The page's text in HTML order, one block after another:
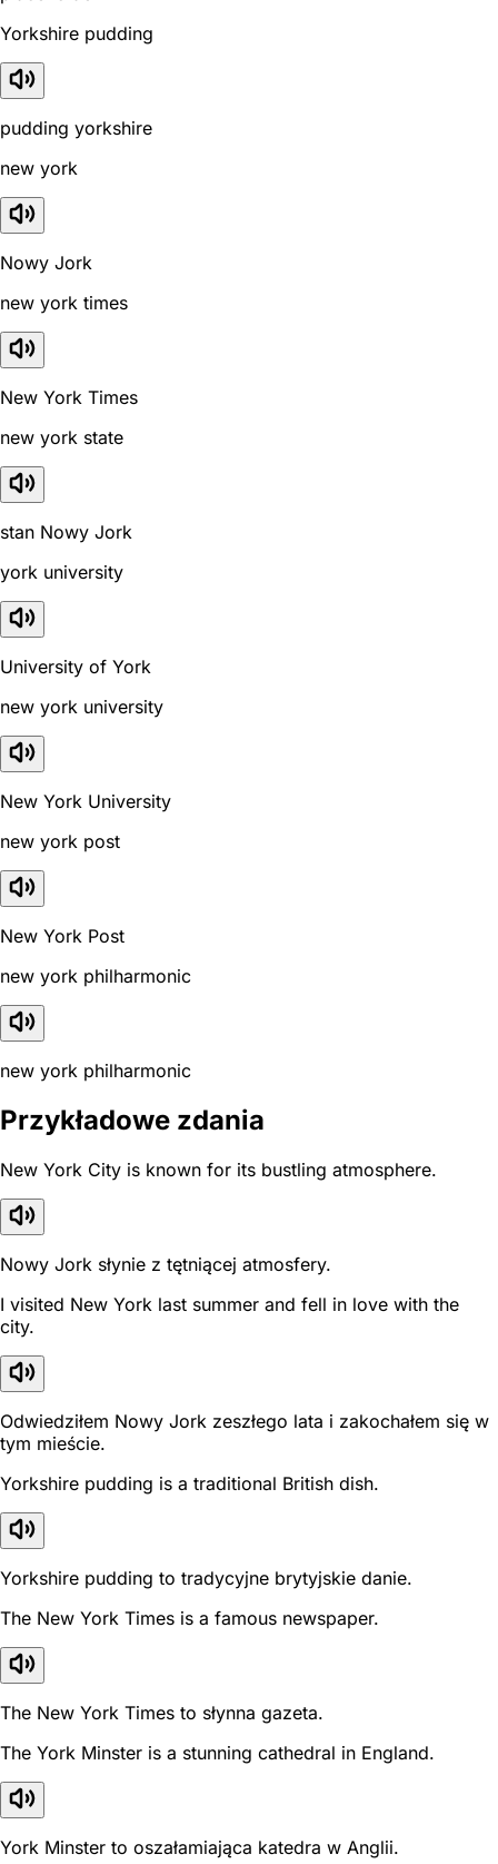
Yorkshire pudding
pudding yorkshire
new york
Nowy Jork
new york times
New York Times
new york state
stan Nowy Jork
york university
University of York
new york university
New York University
new york post
New York Post
new york philharmonic
new york philharmonic
Przykładowe zdania
New York City is known for its bustling atmosphere.
Nowy Jork słynie z tętniącej atmosfery.
I visited New York last summer and fell in love with the
city.
Odwiedziłem Nowy Jork zeszłego lata i zakochałem się w
tym mieście.
Yorkshire pudding is a traditional British dish.
Yorkshire pudding to tradycyjne brytyjskie danie.
The New York Times is a famous newspaper.
The New York Times to słynna gazeta.
The York Minster is a stunning cathedral in England.
York Minster to oszałamiająca katedra w Anglii.